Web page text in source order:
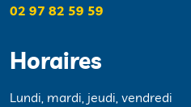
02 97 82 59 59
Horaires
Lundi, mardi, jeudi, vendredi